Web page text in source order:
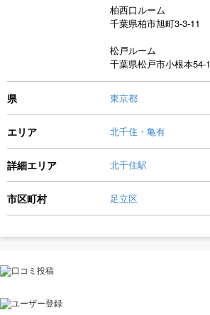
柏西口ルーム
千葉県柏市旭町3-3-11
松戸ルーム
千葉県松戸市小根本54-1
県 東京都
エリア 北千住・亀有
詳細エリア 北千住駅
市区町村 足立区